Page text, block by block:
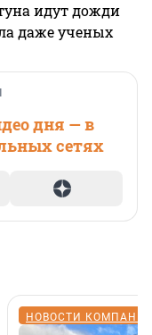
идут дожди
даже ученых
дня — в
сетях
НОВОСТИ